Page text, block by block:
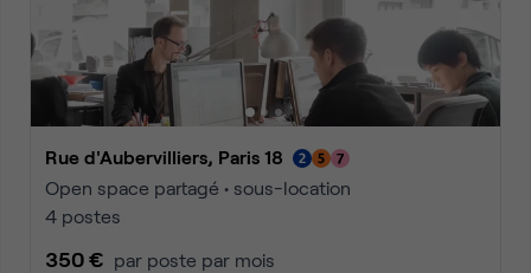
Rue d'Aubervilliers, Paris 18
Open space partagé • sous-location
4 postes
350 € par poste par mois